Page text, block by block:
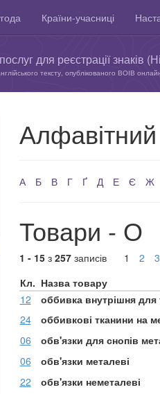
Країни-учасниці
для реєстрації знаків
тексту, опублікованого ВОІВ
Алфавітний
А Б В Г Ґ Д Е Є Ж
Товари - О
1 - 15з 257записів 1 2 3
Кл. Назва товару
12
оббивка внутрішня для
24
оббивкові тканини на
06
обв'язки для снопів
06
обв'язки металеві
22
обв'язки неметалеві